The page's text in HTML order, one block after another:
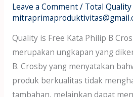
Leave a Comment/ Total
Quality is Free Kata Philip B
merupakan ungkapan yang
B. Crosby yang menyatakan
produk berkualitas tidak
tambahan, melainkan dapat